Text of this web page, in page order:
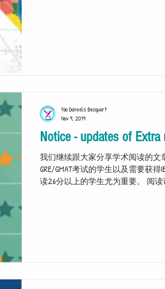
Notice - updates of
我们继续跟大家分享学术阅读的文
GRE/GMAT考试的学生以及需要获得
读26分以上的学生尤为重要。 阅读
Yao Daneels Becquart
Nov 9, 2019